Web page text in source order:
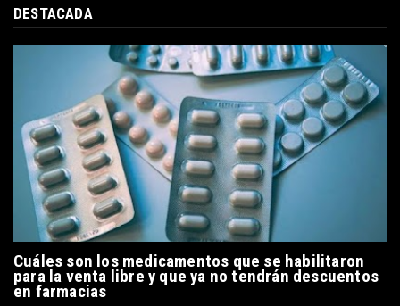
DESTACADA
Cuáles son los medicamentos que se habilitaron
para la venta libre y que ya no tendrán descuentos
en farmacias